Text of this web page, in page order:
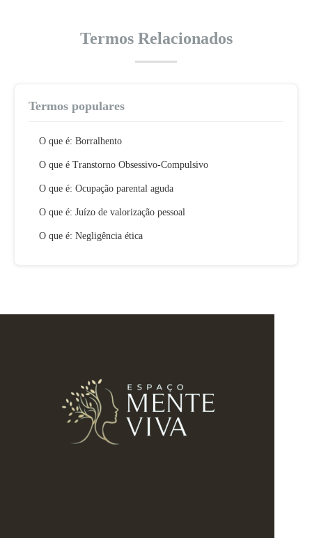
Termos Relacionados
Termos populares
O que é: Borralhento
O que é Transtorno Obsessivo-Compulsivo
O que é: Ocupação parental aguda
O que é: Juízo de valorização pessoal
O que é: Negligência ética